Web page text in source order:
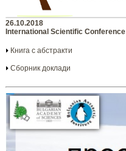
26.10.2018
International Scientific Conference
Книга с абстракти
Сборник доклади